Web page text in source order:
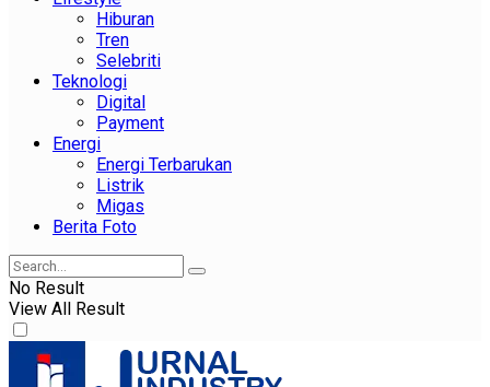
Hiburan
Tren
Selebriti
Teknologi
Digital
Payment
Energi
Energi Terbarukan
Listrik
Migas
Berita Foto
No Result
View All Result